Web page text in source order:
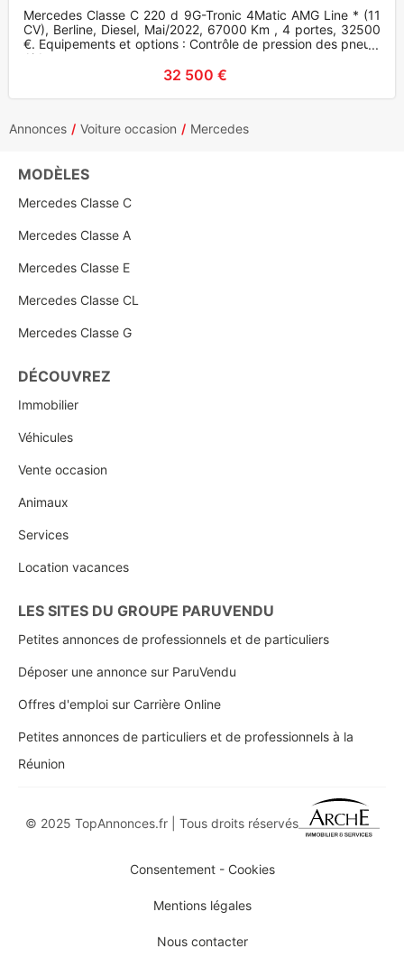
Mercedes Classe C 220 d 9G-Tronic 4Matic AMG Line * (11
CV), Berline, Diesel, Mai/2022, 67000 Km , 4 portes, 32500
€. Equipements et options : Contrôle de pression des pneus,
Airb
32 500 €
Annonces Voiture occasion Mercedes
MODÈLES
Mercedes Classe C
Mercedes Classe A
Mercedes Classe E
Mercedes Classe CL
Mercedes Classe G
DÉCOUVREZ
Immobilier
Véhicules
Vente occasion
Animaux
Services
Location vacances
LES SITES DU GROUPE PARUVENDU
Petites annonces de professionnels et de particuliers
Déposer une annonce sur ParuVendu
Offres d'emploi sur Carrière Online
Petites annonces de particuliers et de professionnels à la
Réunion
© 2025 TopAnnonces.fr | Tous droits réservés
Consentement - Cookies
Mentions légales
Nous contacter